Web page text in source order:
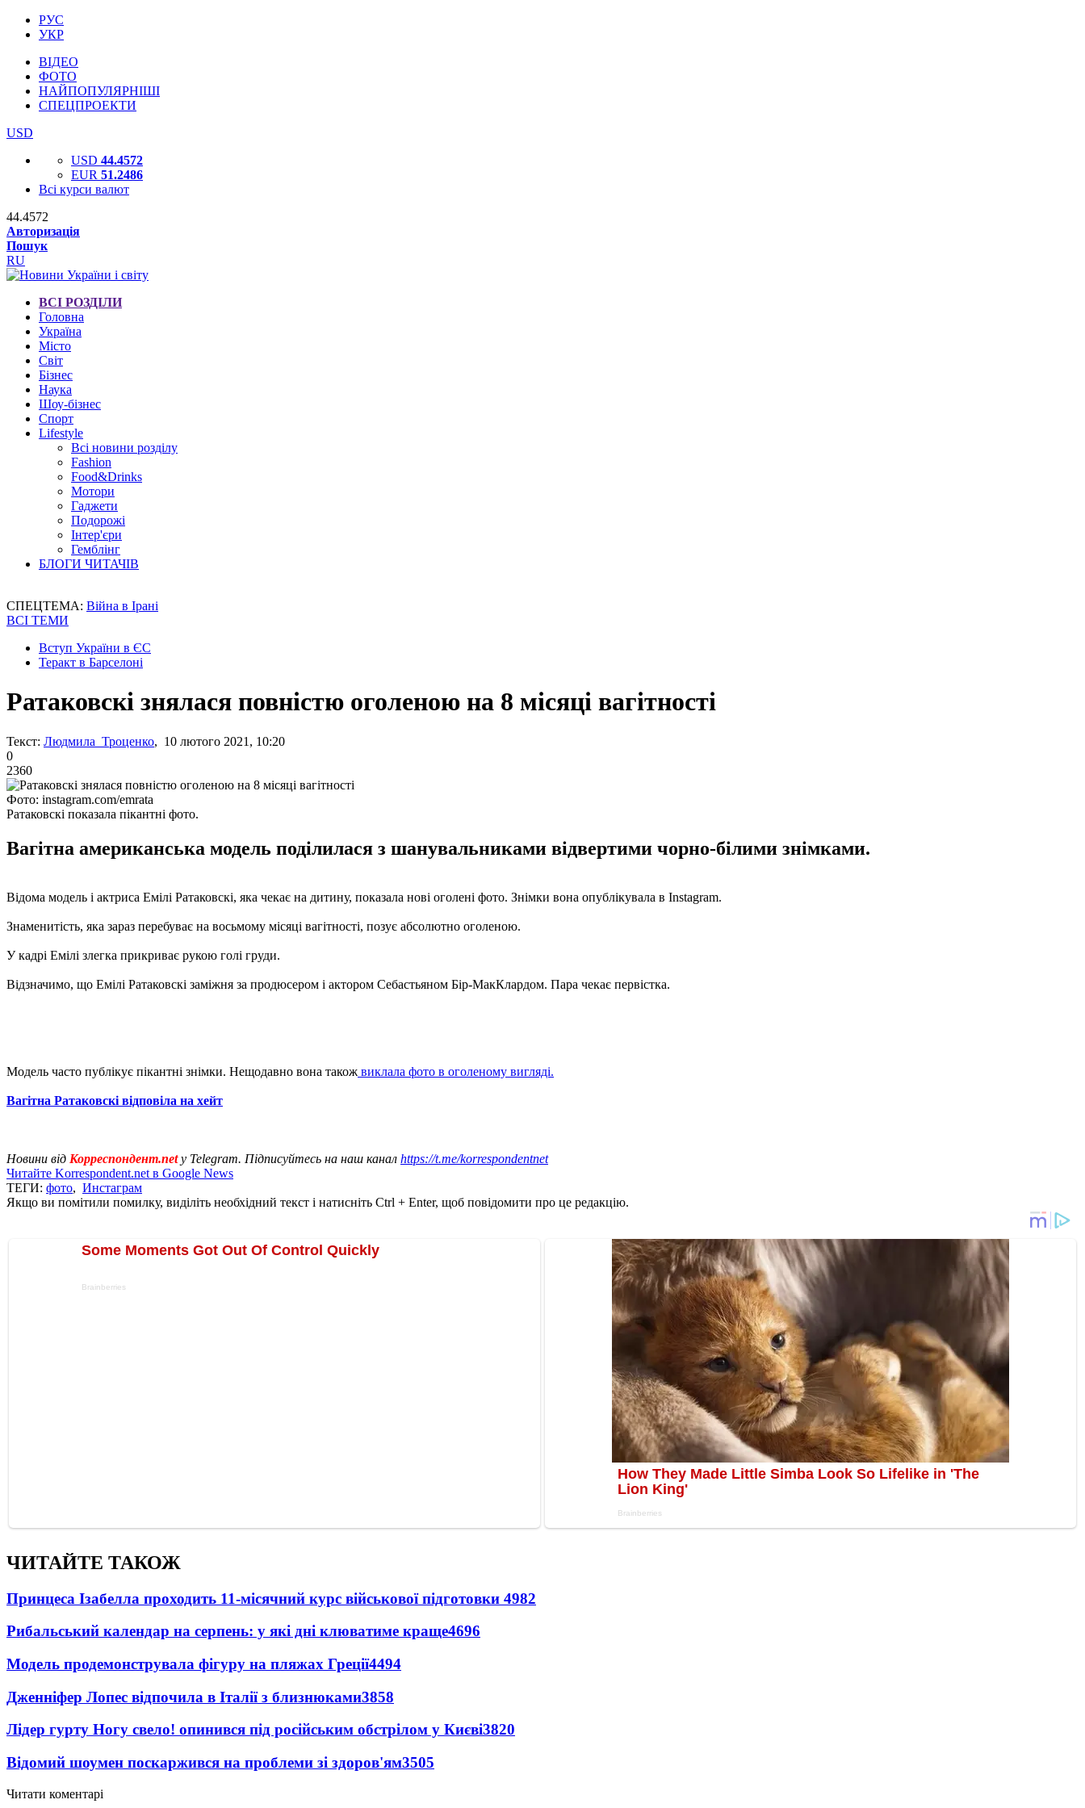
РУС
УКР
ВІДЕО
ФОТО
НАЙПОПУЛЯРНІШІ
СПЕЦПРОЕКТИ
USD
USD 44.4572
EUR 51.2486
Всі курси валют
44.4572
Авторизація
Пошук
RU
ВСІ РОЗДІЛИ
Головна
Україна
Місто
Світ
Бізнес
Наука
Шоу-бізнес
Спорт
Lifestyle
Всі новини розділу
Fashion
Food&Drinks
Мотори
Гаджети
Подорожі
Інтер'єри
Гемблінг
БЛОГИ ЧИТАЧІВ
СПЕЦТЕМА: Війна в Ірані
ВСІ ТЕМИ
Вступ України в ЄС
Теракт в Барселоні
Ратаковскі знялася повністю оголеною на 8 місяці вагітності
Текст: Людмила Троценко, 10 лютого 2021, 10:20
0
2360
Фото: instagram.com/emrata
Ратаковскі показала пікантні фото.
Вагітна американська модель поділилася з шанувальниками відвертими чорно-білими знімками.
Відома модель і актриса Емілі Ратаковскі, яка чекає на дитину, показала нові оголені фото. Знімки вона опублікувала в Instagram.
Знаменитість, яка зараз перебуває на восьмому місяці вагітності, позує абсолютно оголеною.
У кадрі Емілі злегка прикриває рукою голі груди.
Відзначимо, що Емілі Ратаковскі заміжня за продюсером і актором Себастьяном Бір-МакКлардом. Пара чекає первістка.
Модель часто публікує пікантні знімки. Нещодавно вона також виклала фото в оголеному вигляді.
Вагітна Ратаковскі відповіла на хейт
Новини від Корреспондент.netу Telegram. Підписуйтесь на наш канал https://t.me/korrespondentnet
Читайте Korrespondent.net в Google News
ТЕГИ: фото, Инстаграм
Якщо ви помітили помилку, виділіть необхідний текст і натисніть Ctrl + Enter, щоб повідомити про це редакцію.
ЧИТАЙТЕ ТАКОЖ
Принцеса Ізабелла проходить 11-місячний курс військової підготовки 4982
Рибальський календар на серпень: у які дні клюватиме краще4696
Модель продемонструвала фігуру на пляжах Греції4494
Дженніфер Лопес відпочила в Італії з близнюками3858
Лідер гурту Ногу свело! опинився під російським обстрілом у Києві3820
Відомий шоумен поскаржився на проблеми зі здоров'ям3505
Читати коментарі